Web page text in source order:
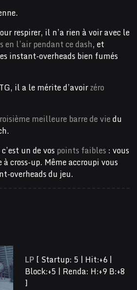
respirer, il n’a rien à voir avec le
en l’air pendant ce dash, et
instant-overheads bien fumés
il a le mérite d’avoirzéro
meilleure barre de viedu
un de vospoints faibles : vous
cross-up. Même accroupi vous
overheads du jeu.
LP [ Startup: 5 | Hit:+6 |
Block:+5 | Renda: H:+9 B:+8
]